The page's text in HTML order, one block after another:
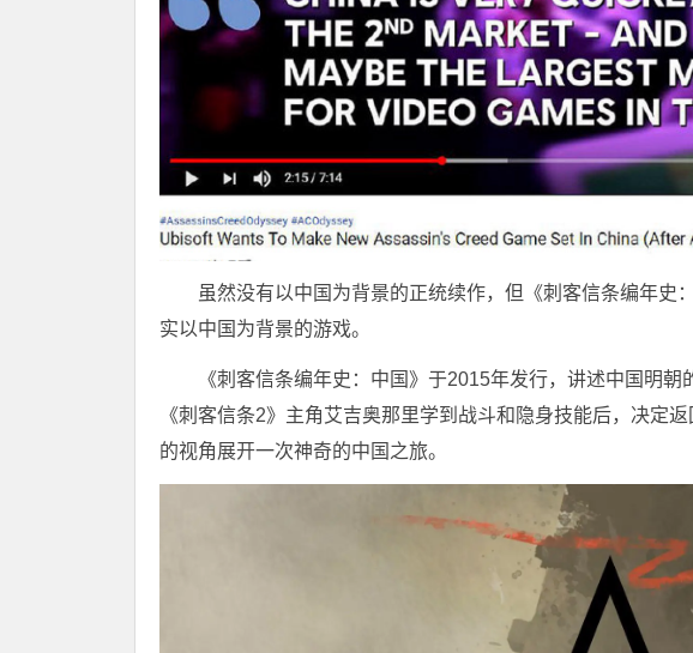
虽然没有以中国为背景的正统续作，但《刺客信条编年史
实以中国为背景的游戏。
《刺客信条编年史：中国》于2015年发行，讲述中国明
《刺客信条2》主角艾吉奥那里学到战斗和隐身技能后，决定
的视角展开一次神奇的中国之旅。